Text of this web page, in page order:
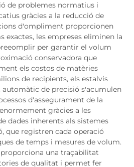
de problemes normatius i
gràcies a la reducció de
d'ompliment proporcionen
les empreses eliminen la
per garantir el volum
conservadora que
els costos de matèries
de recipients, els estalvis
de precisió s'acumulen
d'assegurament de la
gràcies a les
dades inherents als sistemes
que registren cada operació
de temps i mesures de volum.
una traçabilitat
de qualitat i permet fer